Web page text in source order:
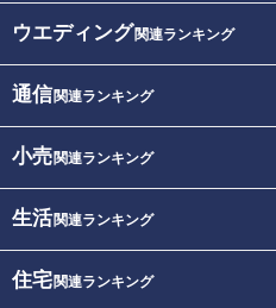
ウエディング関連ランキング
通信関連ランキング
小売関連ランキング
生活関連ランキング
住宅関連ランキング